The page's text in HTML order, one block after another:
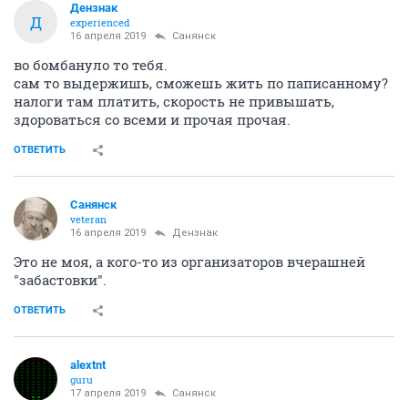
Д
Дензнак
experienced
16 апреля 2019 Санянск
во бомбануло то тебя.
сам то выдержишь, сможешь жить по паписанному?
налоги там платить, скорость не привышать,
здороваться со всеми и прочая прочая.
ОТВЕТИТЬ
Санянск
veteran
16 апреля 2019 Дензнак
Это не моя, а кого-то из организаторов вчерашней
"забастовки".
ОТВЕТИТЬ
alextnt
guru
17 апреля 2019 Санянск